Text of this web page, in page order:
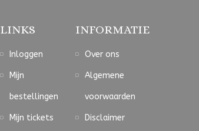
LINKS
Inloggen
Mijn
bestellingen
Mijn tickets
INFORMATIE
Over ons
Algemene
voorwaarden
Disclaimer